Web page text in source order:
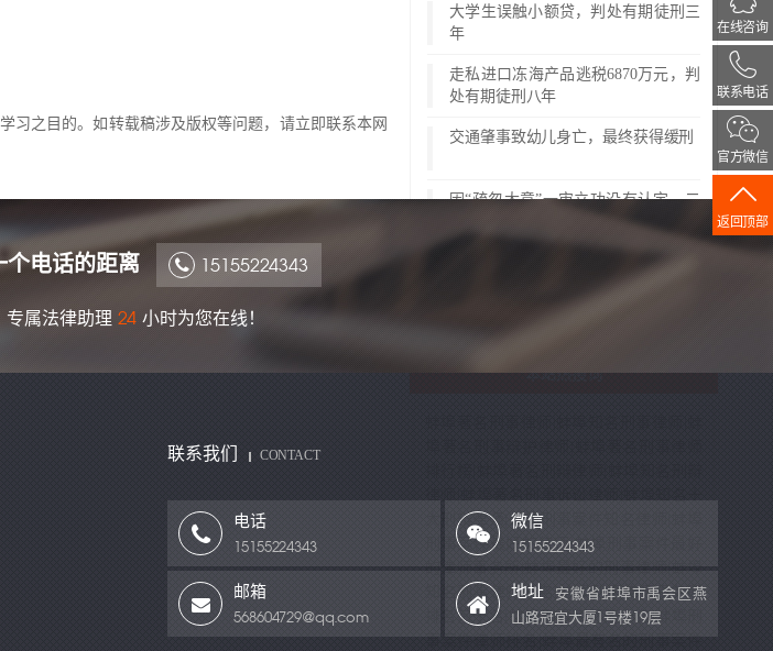
习之目的。如转载稿涉及版权等问题，请立即联系本网
大学生误触小额贷，判处有期徒刑三
年
走私进口冻海产品逃税6870万元，判
处有期徒刑八年
交通肇事致幼儿身亡，最终获得缓刑
因“疏忽大意”一审立功没有认定，二
震惊沈阳“未成年故意杀人活埋案”力
本站热搜词
大刑辩律师|蚌埠刑事案件知名律师|蚌埠
刑事案件最好的律师|蚌埠刑事案件最好
的律师事务所|蚌埠最好的刑事律师|蚌埠
知名刑事律师排名|蚌埠刑事律师事务所
排名前十名|蚌埠刑事律师前十名|蚌埠刑
事案件律师排名|蚌埠最有名的刑事案件
个电话的距离 15155224343
专属法律助理 24 小时为您在线！
在线咨询
联系电话
官方微信
返回顶部
联系我们 CONTACT
电话
15155224343
微信
15155224343
邮箱
568604729@qq.com
地址
安徽省蚌埠市禹会区燕
山路冠宜大厦1号楼19层